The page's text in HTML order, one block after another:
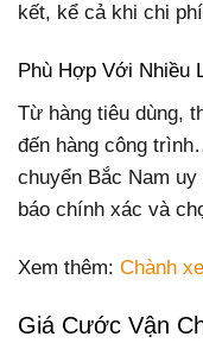
kết, kể cả khi chi
Phù Hợp Với Nhiều
Từ hàng tiêu dùng,
đến hàng công
chuyển Bắc Nam
báo chính xác và
Xem thêm: Chành
Giá Cước Vận